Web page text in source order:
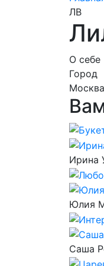
ЛВ
О себе
Город
Москва
Ирина
Юлия
Саша